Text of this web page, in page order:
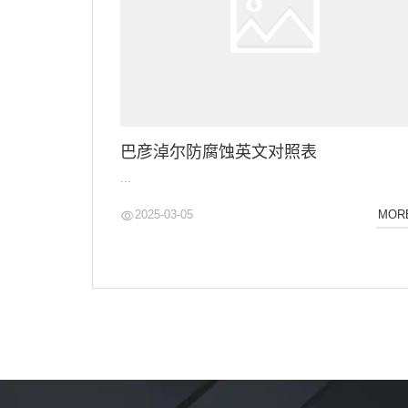
巴彦淖尔防腐蚀英文对照表
...
2025-03-05